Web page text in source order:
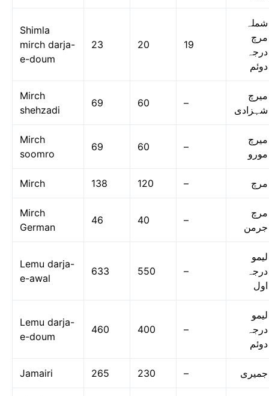
Shimla
mirch darja-
e-doum
23 20 19
شملہ
مرچ
درجہ
دوئم
Mirch
shehzadi
69 60 –
میرچ
شہزادی
Mirch
soomro
69 60 –
میرچ
مورو
Mirch 138 120 – مرچ
Mirch
German
46 40 –
مرچ
جرمن
Lemu darja-
e-awal
633 550 –
لیمو
درجہ
اول
Lemu darja-
e-doum
460 400 –
لیمو
درجہ
دوئم
Jamairi 265 230 – جمیری